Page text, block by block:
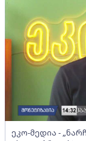
ეკო-მედია -